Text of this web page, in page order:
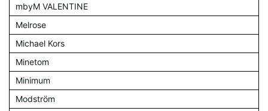
mbyM VALENTINE
Melrose
Michael Kors
Minetom
Minimum
Modström